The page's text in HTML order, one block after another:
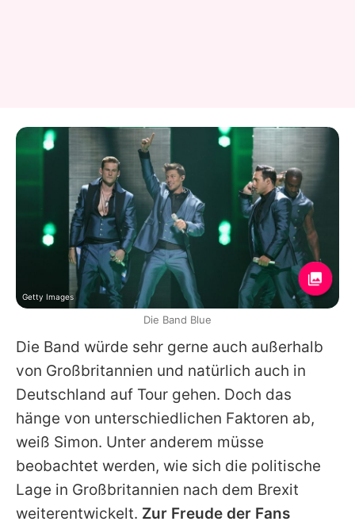
Die Band würde sehr gerne auch außerhalb
von Großbritannien und natürlich auch in
Deutschland auf Tour gehen. Doch das
hänge von unterschiedlichen Faktoren ab,
weiß Simon. Unter anderem müsse
beobachtet werden, wie sich die politische
Lage in Großbritannien nach dem Brexit
weiterentwickelt. Zur Freude der Fans
Getty Images
Die Band Blue